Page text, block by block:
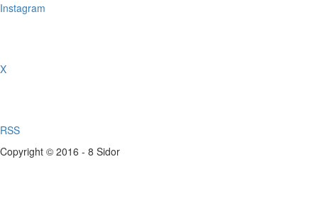
Instagram
X
RSS
Copyright © 2016 - 8 Sidor